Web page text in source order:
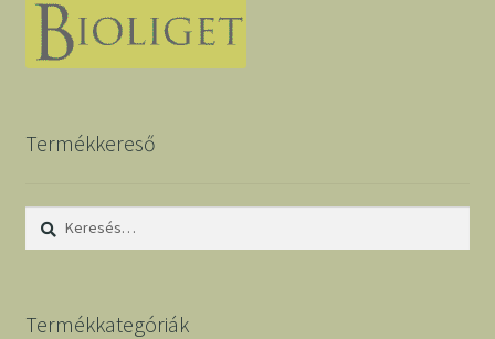
Termékkereső
Keresés:
Termékkategóriák